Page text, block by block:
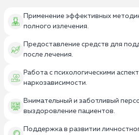
Применение эффективных
полного излечения.
Предоставление средств для
после лечения.
Работа с психологическими
наркозависимости.
Внимательный и заботливый
выздоровление пациентов.
Поддержка в развитии